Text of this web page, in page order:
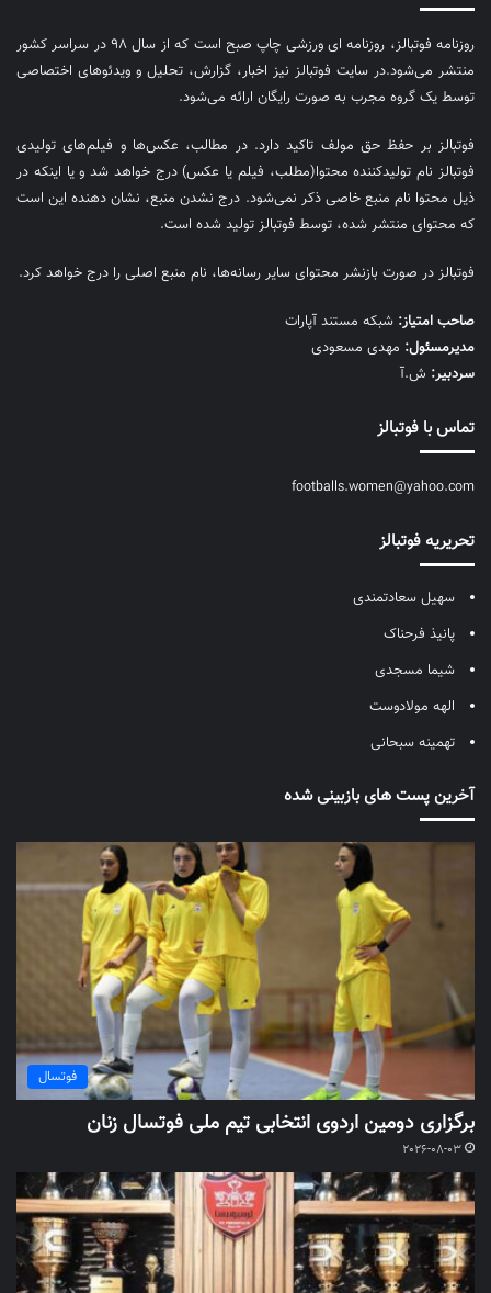
روزنامه فوتبالز، روزنامه ای ورزشی چاپ صبح است که از سال ۹۸ در سراسر کشور
منتشر می‌شود.در سایت فوتبالز نیز اخبار، گزارش، تحلیل و ویدئوهای اختصاصی
توسط یک گروه مجرب به صورت رایگان ارائه می‌شود.
فوتبالز بر حفظ حق مولف تاکید دارد. در مطالب، عکس‌ها و فیلم‌های تولیدی
فوتبالز نام تولیدکننده محتوا(مطلب، فیلم یا عکس) درج خواهد شد و یا اینکه در
ذیل محتوا نام منبع خاصی ذکر نمی‌‎شود. درج نشدن منبع، نشان دهنده این است
که محتوای منتشر شده، توسط فوتبالز تولید شده است.
فوتبالز در صورت بازنشر محتوای سایر رسانه‌ها، نام منبع اصلی را درج خواهد کرد.
صاحب امتیاز: شبکه مستند آپارات
مديرمسئول: مهدی مسعودی
سردبیر: ش.آ
تماس با فوتبالز
footballs.women@yahoo.com
تحریریه فوتبالز
سهیل سعادتمندی
پانیذ فرحناک
شیما مسجدی
الهه مولادوست
تهمینه سبحانی
آخرین پست های بازبینی شده
فوتسال
برگزاری دومین اردوی انتخابی تیم ملی فوتسال زنان
2026-08-03